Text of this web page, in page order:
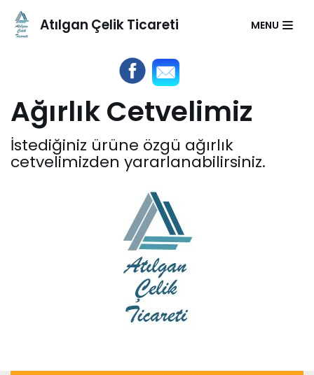
İçeriğe
Atılgan Çelik Ticareti MENU
Ağırlık Cetvelimiz
İstediğiniz ürüne özgü ağırlık
cetvelimizden yararlanabilirsiniz.